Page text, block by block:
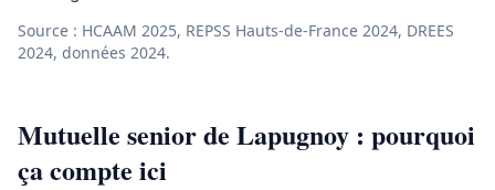
Source : HCAAM 2025, REPSS Hauts-de-France 2024, DREES
2024, données 2024.
Mutuelle senior de Lapugnoy : pourquoi
ça compte ici